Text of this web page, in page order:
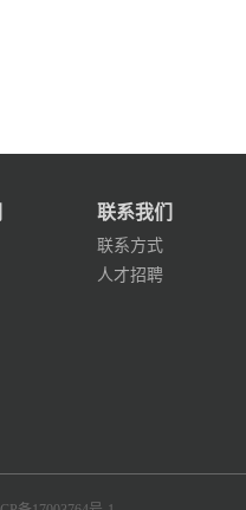
联系我们
联系方式
人才招聘